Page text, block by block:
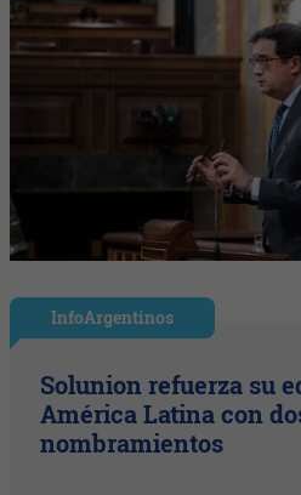
InfoArgentinos
Solunion refuerza su
América Latina con
nombramientos